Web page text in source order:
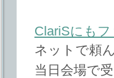
ClariSにも
ネットで頼
当日会場で